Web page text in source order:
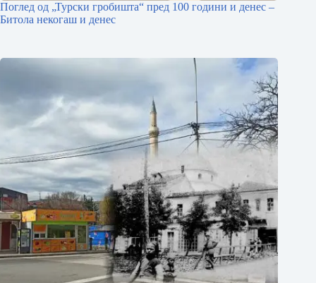
Поглед од „Турски гробишта“ пред 100 години и денес –
Битола некогаш и денес